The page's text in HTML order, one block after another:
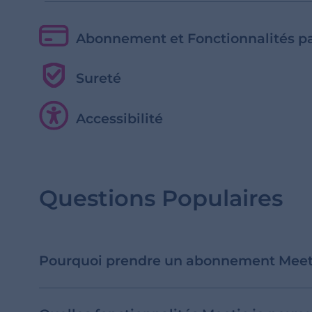
Abonnement et Fonctionnalités
Sureté
Accessibilité
Questions Populaires
Pourquoi prendre un abonnement